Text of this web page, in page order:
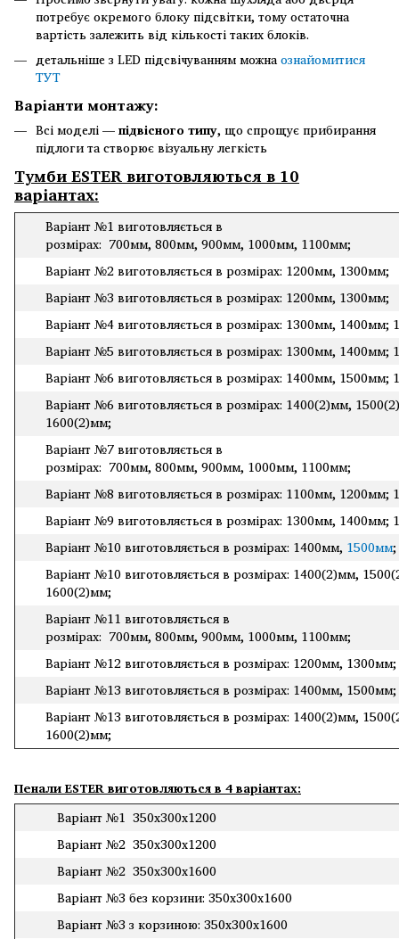
потребує окремого блоку підсвітки, тому остаточна
вартість залежить від кількості таких блоків.
детальніше з LED підсвічуванням можнаознайомитися
ТУТ
Варіанти монтажу:
Всі моделі —підвісного типу, що спрощує прибирання
підлоги та створює візуальну легкість
Тумби ESTERвиготовляються в 10
варіантах:
Варіант №1 виготовляється в
розмірах: 700мм, 800мм, 900мм, 1000мм, 1100мм;
Варіант №2 виготовляється в розмірах: 1200мм, 1300мм;
Варіант №3 виготовляється в розмірах: 1200мм, 1300мм;
Варіант №4 виготовляється в розмірах: 1300мм, 1400мм;
Варіант №5 виготовляється в розмірах: 1300мм, 1400мм;
Варіант №6 виготовляється в розмірах: 1400мм, 1500мм;
Варіант №6 виготовляється в розмірах: 1400(2)мм,
1600(2)мм;
Варіант №7 виготовляється в
розмірах: 700мм, 800мм, 900мм, 1000мм, 1100мм;
Варіант №8 виготовляється в розмірах: 1100мм, 1200мм;
Варіант №9 виготовляється в розмірах: 1300мм, 1400мм;
Варіант №10 виготовляється в розмірах: 1400мм, 1500мм
Варіант №10 виготовляється в розмірах: 1400(2)мм,
1600(2)мм;
Варіант №11 виготовляється в
розмірах: 700мм, 800мм, 900мм, 1000мм, 1100мм;
Варіант №12 виготовляється в розмірах: 1200мм, 1300мм;
Варіант №13 виготовляється в розмірах: 1400мм,
Варіант №13 виготовляється в розмірах: 1400(2)мм,
1600(2)мм;
ПеналиESTERвиготовляються в 4 варіантах:
Варіант №1 350х300х1200
Варіант №2 350х300х1200
Варіант №2 350х300х1600
Варіант №3 без корзини: 350х300х1600
Варіант №3 з корзиною: 350х300х1600